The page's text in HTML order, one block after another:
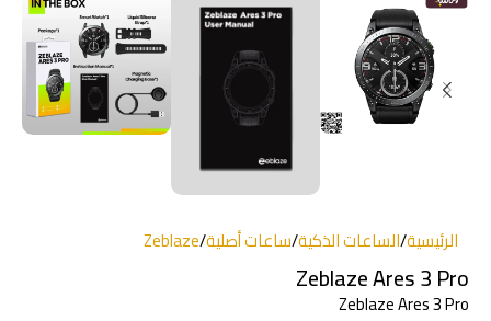
الرئيسية/الساعات الذكية/ساعات أصلية/
Zeblaze
Zeblaze Ares 3 Pro
Zeblaze Ares 3 Pro